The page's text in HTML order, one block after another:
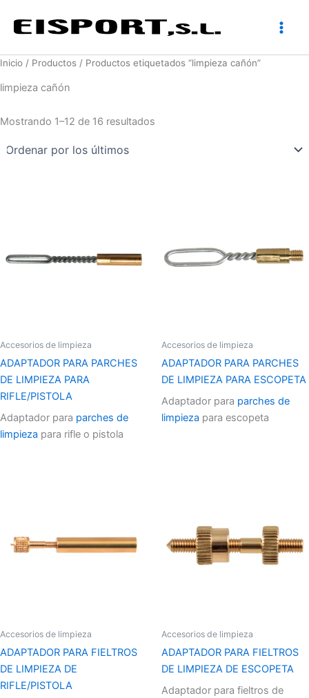
Inicio / Productos / Productos etiquetados “limpieza cañón”
limpieza cañón
Mostrando 1–12 de 16 resultados
Accesorios de limpieza
ADAPTADOR PARA PARCHES
DE LIMPIEZA PARA
RIFLE/PISTOLA
Adaptador para parches de
limpieza para rifle o pistola
Accesorios de limpieza
ADAPTADOR PARA PARCHES
DE LIMPIEZA PARA ESCOPETA
Adaptador para parches de
limpieza para escopeta
Accesorios de limpieza
ADAPTADOR PARA FIELTROS
DE LIMPIEZA DE
RIFLE/PISTOLA
Accesorios de limpieza
ADAPTADOR PARA FIELTROS
DE LIMPIEZA DE ESCOPETA
Adaptador para fieltros de